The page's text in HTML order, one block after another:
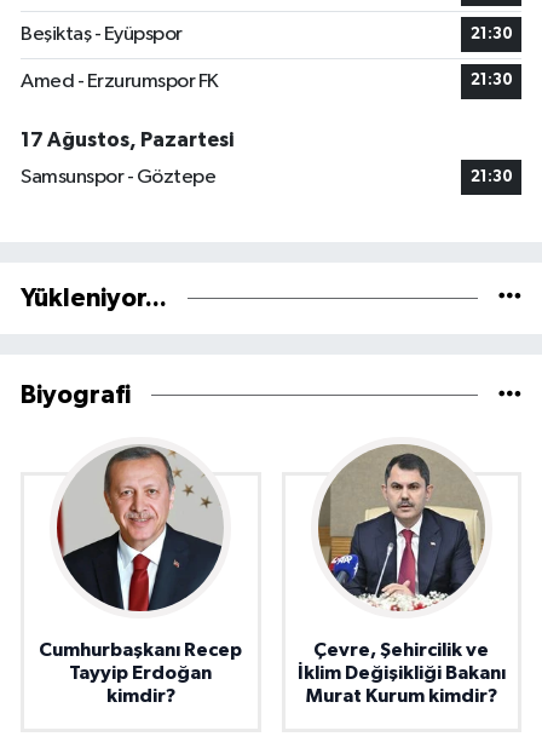
Beşiktaş - Eyüpspor 21:30
Amed - Erzurumspor FK 21:30
17 Ağustos, Pazartesi
Samsunspor - Göztepe
21:30
Yükleniyor...
Biyografi
Cumhurbaşkanı Recep
Tayyip Erdoğan
kimdir?
Çevre, Şehircilik ve
İklim Değişikliği Bakanı
Murat Kurum kimdir?